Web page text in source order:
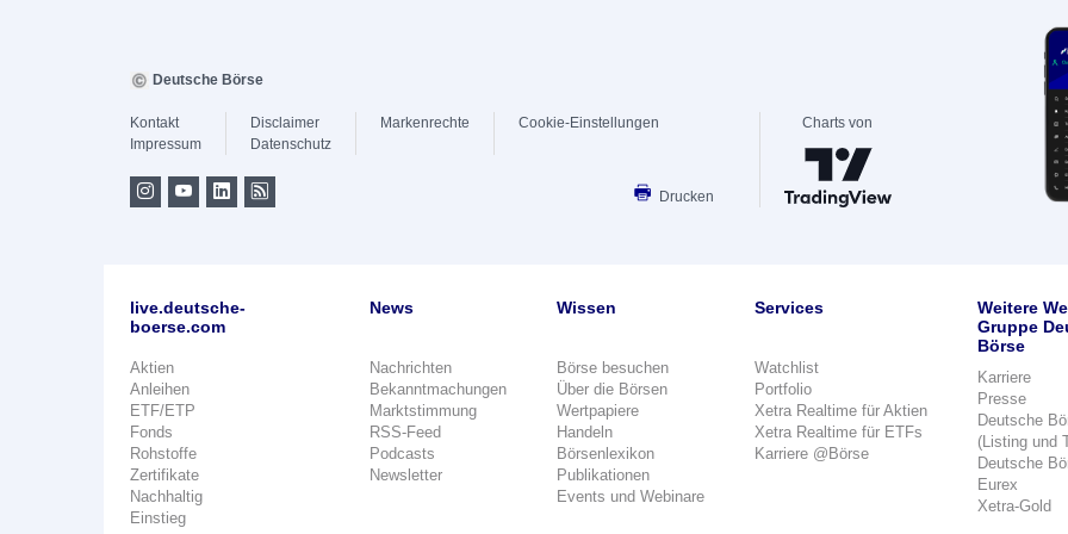
Deutsche Börse
Kontakt
Impressum
Disclaimer
Datenschutz
Markenrechte Cookie-Einstellungen
Drucken
Charts von
live.deutsche-
boerse.com
Aktien
Anleihen
ETF/ETP
Fonds
Rohstoffe
Zertifikate
Nachhaltig
Einstieg
News
Nachrichten
Bekanntmachungen
Marktstimmung
RSS-Feed
Podcasts
Newsletter
Wissen
Börse besuchen
Über die Börsen
Wertpapiere
Handeln
Börsenlexikon
Publikationen
Events und Webinare
Services
Watchlist
Portfolio
Xetra Realtime für Aktien
Xetra Realtime für ETFs
Karriere @Börse
Weitere
Gruppe
Börse
Karriere
Presse
Deutsche
(Listing und
Deutsche
Eurex
Xetra-Gold